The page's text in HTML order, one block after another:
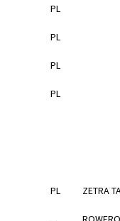
PL
PL
PL
PL
PL ZETRA